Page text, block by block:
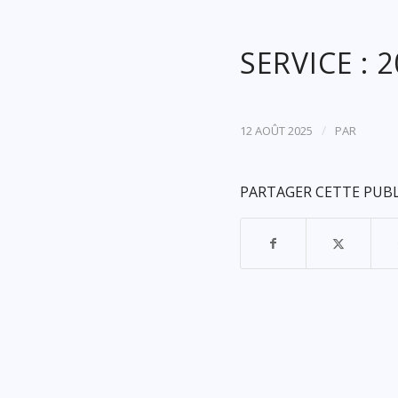
SERVICE :
12 AOÛT 2025 / PAR
PARTAGER CETTE